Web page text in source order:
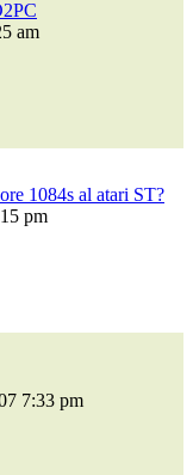
am
1084s al atari ST?
pm
7:33 pm